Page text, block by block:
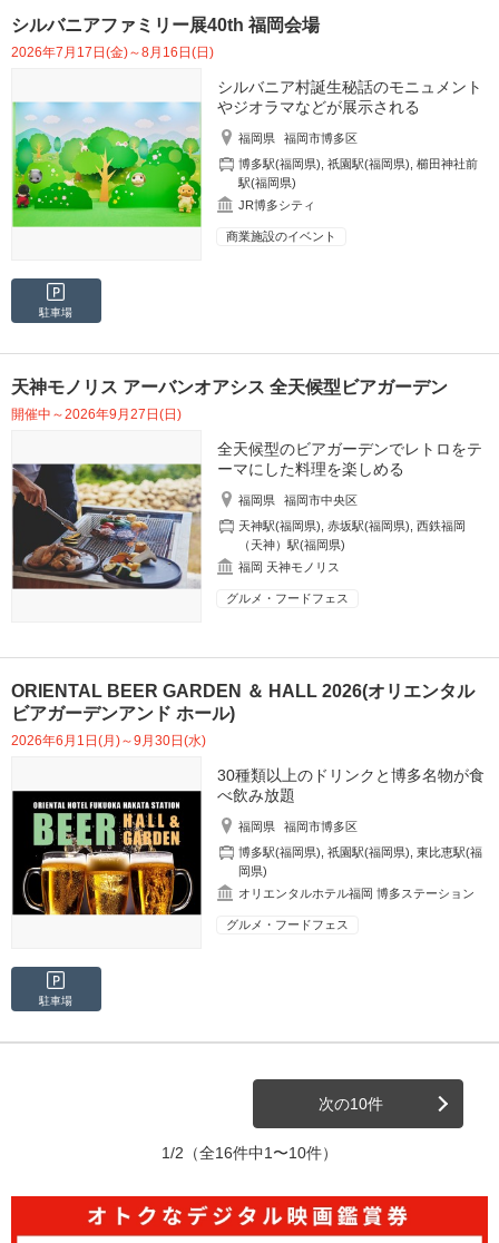
シルバニアファミリー展40th 福岡会場
2026年7月17日(金)～8月16日(日)
シルバニア村誕生秘話のモニュメント
やジオラマなどが展示される
福岡県
福岡市博多区
博多駅(福岡県) ,祇園駅(福岡県) ,櫛田神社前
駅(福岡県)
JR博多シティ
商業施設のイベント
駐車場
天神モノリス アーバンオアシス 全天候型ビアガーデン
開催中～2026年9月27日(日)
全天候型のビアガーデンでレトロをテ
ーマにした料理を楽しめる
福岡県
福岡市中央区
天神駅(福岡県) ,赤坂駅(福岡県) ,西鉄福岡
（天神）駅(福岡県)
福岡 天神モノリス
グルメ・フードフェス
ORIENTAL BEER GARDEN ＆ HALL 2026(オリエンタル
ビアガーデンアンド ホール)
2026年6月1日(月)～9月30日(水)
30種類以上のドリンクと博多名物が食
べ飲み放題
福岡県
福岡市博多区
博多駅(福岡県) ,祇園駅(福岡県) ,東比恵駅(福
岡県)
オリエンタルホテル福岡 博多ステーション
グルメ・フードフェス
駐車場
次の10件
1/2 （全16件中1〜10件）